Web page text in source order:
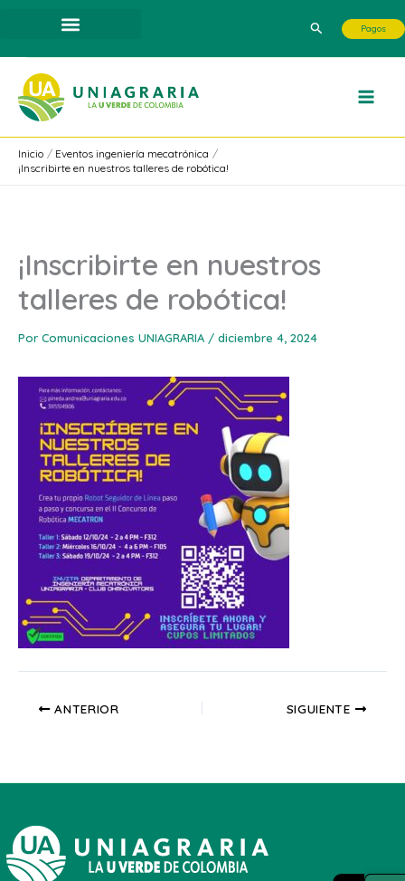
contenido
Buscar Pagos
Inicio
Eventos ingeniería mecatrónica
¡Inscribirte en nuestros talleres de robótica!
¡Inscribirte en nuestros
talleres de robótica!
Por Comunicaciones UNIAGRARIA / diciembre 4, 2024
ANTERIOR SIGUIENTE